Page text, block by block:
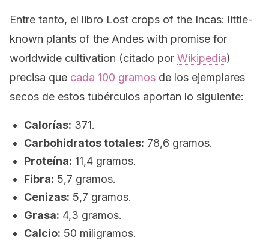
Entre tanto, el libro Lost crops of the Incas: little-
known plants of the Andes with promise for
worldwide cultivation (citado por Wikipedia)
precisa que cada 100 gramos de los ejemplares
secos de estos tubérculos aportan lo siguiente:
Calorías: 371.
Carbohidratos totales: 78,6 gramos.
Proteína: 11,4 gramos.
Fibra: 5,7 gramos.
Cenizas: 5,7 gramos.
Grasa: 4,3 gramos.
Calcio: 50 miligramos.